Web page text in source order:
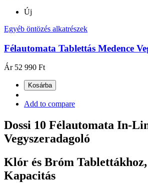
Új
Egyéb öntözés alkatrészek
Félautomata Tablettás Medence
Ár 52 990 Ft
Kosárba
Add to compare
Dossi 10 Félautomata In-
Vegyszeradagoló
Klór és Bróm
Kapacitás